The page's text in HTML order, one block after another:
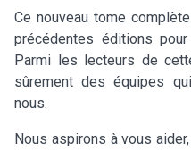
Ce nouveau tome
précédentes éditions
Parmi les lecteurs de
sûrement des équipes
nous.
Nous aspirons à vous